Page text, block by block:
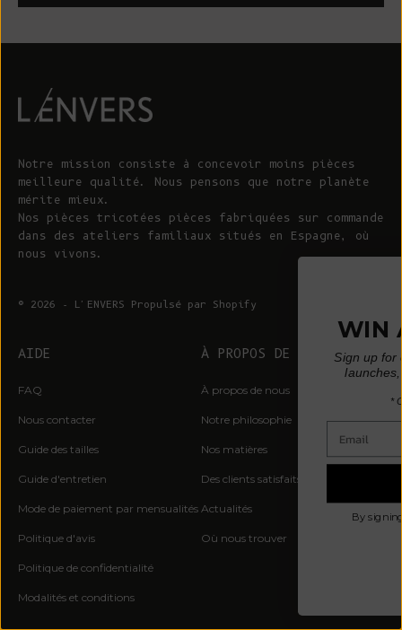
Notre mission consiste à concevoir moins pièces
meilleure qualité. Nous pensons que notre planète
mérite mieux.
Nos pièces tricotées pièces fabriquées sur commande
dans des ateliers familiaux situés en Espagne, où
nous vivons.
© 2026 - L'ENVERS Propulsé par Shopify
AIDE
FAQ
Nous contacter
Guide des tailles
Guide d'entretien
Mode de paiement par mensualités
Politique d'avis
Politique de confidentialité
Modalités et conditions
À PROPOS DE L'ENVERS
À propos de nous
Notre philosophie
Nos matières
Des clients satisfaits
Actualités
Où nous trouver
GAGNEZ UNE CARTE
CADEAU DE 200 EUROS*
Inscrivez-vous pour bénéficier d'un accès
anticipé aux éditions limitées, aux lancements
de précommandes, aux conseils en matière de
slow fashion et aux annonces de pop-up.
Courriel :
courriels de marketing.